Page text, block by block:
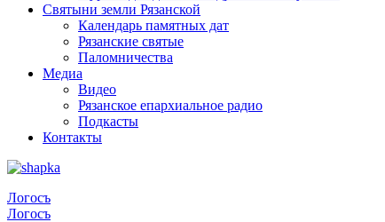
Святыни земли Рязанской
Календарь памятных дат
Рязанские святые
Паломничества
Медиа
Видео
Рязанское епархиальное радио
Подкасты
Контакты
Логосъ
Логосъ